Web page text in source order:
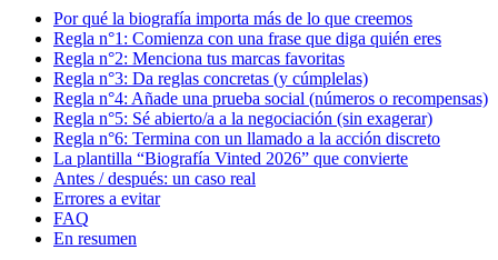
Por qué la biografía importa más de lo que creemos
Regla n°1: Comienza con una frase que diga quién eres
Regla n°2: Menciona tus marcas favoritas
Regla n°3: Da reglas concretas (y cúmplelas)
Regla n°4: Añade una prueba social (números o recompensas)
Regla n°5: Sé abierto/a a la negociación (sin exagerar)
Regla n°6: Termina con un llamado a la acción discreto
La plantilla “Biografía Vinted 2026” que convierte
Antes / después: un caso real
Errores a evitar
FAQ
En resumen